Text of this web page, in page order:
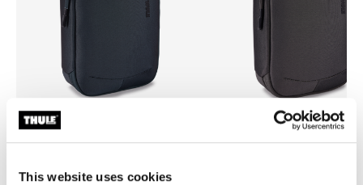
This website uses cookies
organizador de dispositivos